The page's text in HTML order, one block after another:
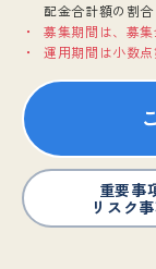
配金合計額の割
募集期間は、募
運用期間は小数
重要事
リスク